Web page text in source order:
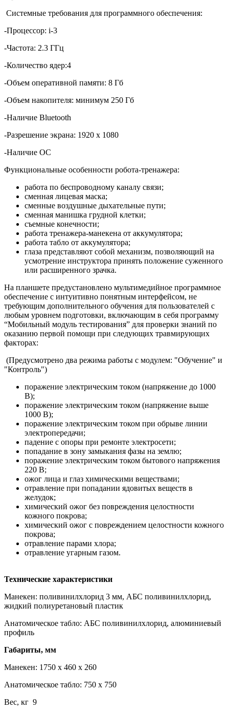
Системные требования для программного обеспечения:
-Процессор: i-3
-Частота: 2.3 ГГц
-Количество ядер:4
-Объем оперативной памяти: 8 Гб
-Объем накопителя: минимум 250 Гб
-Наличие Bluetooth
-Разрешение экрана: 1920 х 1080
-Наличие ОС
Функциональные особенности робота-тренажера:
работа по беспроводному каналу связи;
сменная лицевая маска;
сменные воздушные дыхательные пути;
сменная манишка грудной клетки;
съемные конечности;
работа тренажера-манекена от аккумулятора;
работа табло от аккумулятора;
глаза представляют собой механизм, позволяющий на
усмотрение инструктора принять положение суженного
или расширенного зрачка.
На планшете предустановлено мультимедийное программное
обеспечение с интуитивно понятным интерфейсом, не
требующим дополнительного обучения для пользователей с
любым уровнем подготовки, включающим в себя программу
“Мобильный модуль тестирования” для проверки знаний по
оказанию первой помощи при следующих травмирующих
факторах:
(Предусмотрено два режима работы с модулем: "Обучение" и
"Контроль")
поражение электрическим током (напряжение до 1000
В);
поражение электрическим током (напряжение выше
1000 В);
поражение электрическим током при обрыве линии
электропередачи;
падение с опоры при ремонте электросети;
попадание в зону замыкания фазы на землю;
поражение электрическим током бытового напряжения
220 В;
ожог лица и глаз химическими веществами;
отравление при попадании ядовитых веществ в
желудок;
химический ожог без повреждения целостности
кожного покрова;
химический ожог с повреждением целостности кожного
покрова;
отравление парами хлора;
отравление угарным газом.
Технические характеристики
Манекен: поливинилхлорид 3 мм, АБС поливинилхлорид,
жидкий полиуретановый пластик
Анатомическое табло: АБС поливинилхлорид, алюминиевый
профиль
Габариты, мм
Манекен: 1750 х 460 х 260
Анатомическое табло: 750 х 750
Вес, кг 9